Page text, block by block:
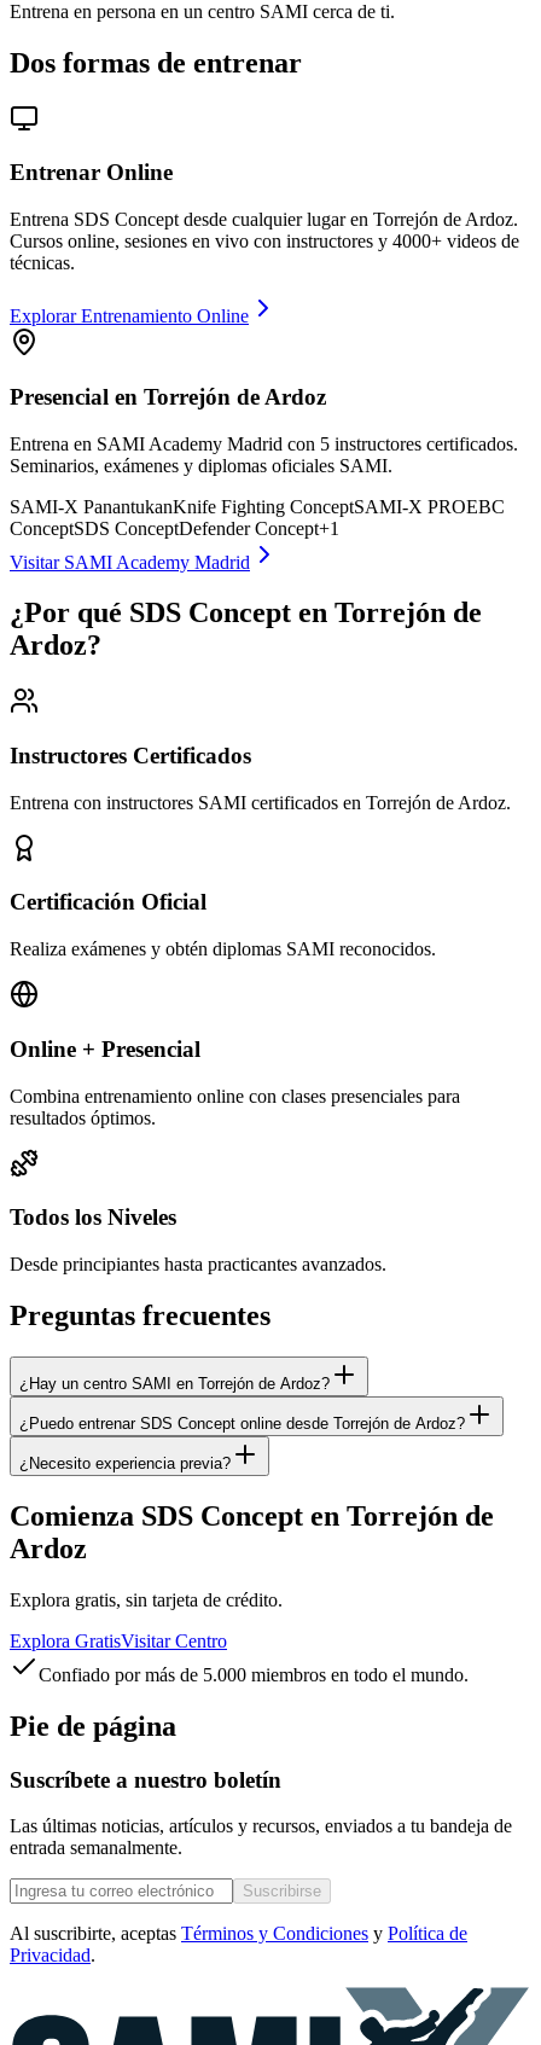
Entrena en persona en un centro SAMI cerca de ti.
Dos formas de entrenar
Entrenar Online
Entrena SDS Concept desde cualquier lugar en Torrejón de Ardoz.
Cursos online, sesiones en vivo con instructores y 4000+ videos de
técnicas.
Explorar Entrenamiento Online
Presencial en Torrejón de Ardoz
Entrena en SAMI Academy Madrid con 5 instructores certificados.
Seminarios, exámenes y diplomas oficiales SAMI.
SAMI-X PanantukanKnife Fighting ConceptSAMI-X PROEBC
ConceptSDS ConceptDefender Concept+1
Visitar SAMI Academy Madrid
¿Por qué SDS Concept en Torrejón de
Ardoz?
Instructores Certificados
Entrena con instructores SAMI certificados en Torrejón de Ardoz.
Certificación Oficial
Realiza exámenes y obtén diplomas SAMI reconocidos.
Online + Presencial
Combina entrenamiento online con clases presenciales para
resultados óptimos.
Todos los Niveles
Desde principiantes hasta practicantes avanzados.
Preguntas frecuentes
¿Hay un centro SAMI en Torrejón de Ardoz?
¿Puedo entrenar SDS Concept online desde Torrejón de Ardoz?
¿Necesito experiencia previa?
Comienza SDS Concept en Torrejón de
Ardoz
Explora gratis, sin tarjeta de crédito.
Explora GratisVisitar Centro
Confiado por más de 5.000 miembros en todo el mundo.
Pie de página
Suscríbete a nuestro boletín
Las últimas noticias, artículos y recursos, enviados a tu bandeja de
entrada semanalmente.
Suscribirse
Al suscribirte, aceptas Términos y Condiciones y Política de
Privacidad.